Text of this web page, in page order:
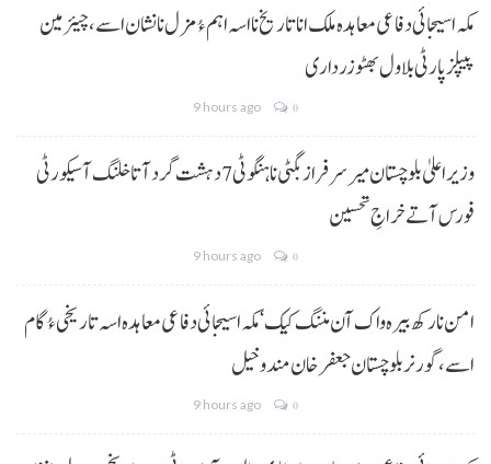
مکہ اسیجائی دفاعی معاہدہ ملک انا تاریخ نا اسہ اہم ءُ مزل نا نشان اسے، چیئرمین
پیپلز پارٹی بلاول بھٹو زرداری
9 hours ago 0
وزیراعلیٰ بلوچستان میر سرفراز بگٹی نا ہنگو ٹی 7 دہشت گرد آتا خلنگ آ سیکورٹی
فورس آتے خراجِ تحسین
9 hours ago 0
امن نا رکھ بیرہ واک آن مننگ کیک‘ مکہ اسیجائی دفاعی معاہدہ اسہ تاریخی ءُ گام
اسے،گورنر بلوچستان جعفر خان مندوخیل
9 hours ago 0